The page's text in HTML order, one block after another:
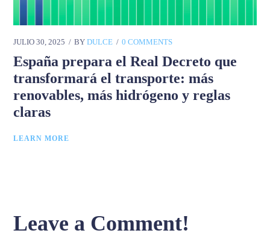
JULIO 30, 2025 BYDULCE 0 COMMENTS
España prepara el Real Decreto que
transformará el transporte: más
renovables, más hidrógeno y reglas
claras
LEARN MORE
Leave a Comment!